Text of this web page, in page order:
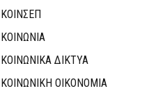
ΚΟΙΝΣΕΠ
ΚΟΙΝΩΝΙΑ
ΚΟΙΝΩΝΙΚΆ ΔΊΚΤΥΑ
ΚΟΙΝΩΝΙΚΉ ΟΙΚΟΝΟΜΊΑ